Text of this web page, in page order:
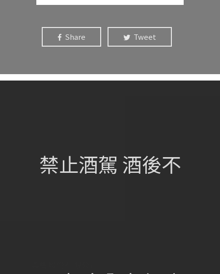
Share Tweet
葡萄酒單
瀏覽收藏
禁止酒駕 酒後不